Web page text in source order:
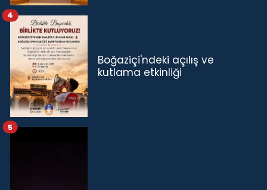
Boğaziçi'ndeki açılış ve
kutlama etkinliği
4
5